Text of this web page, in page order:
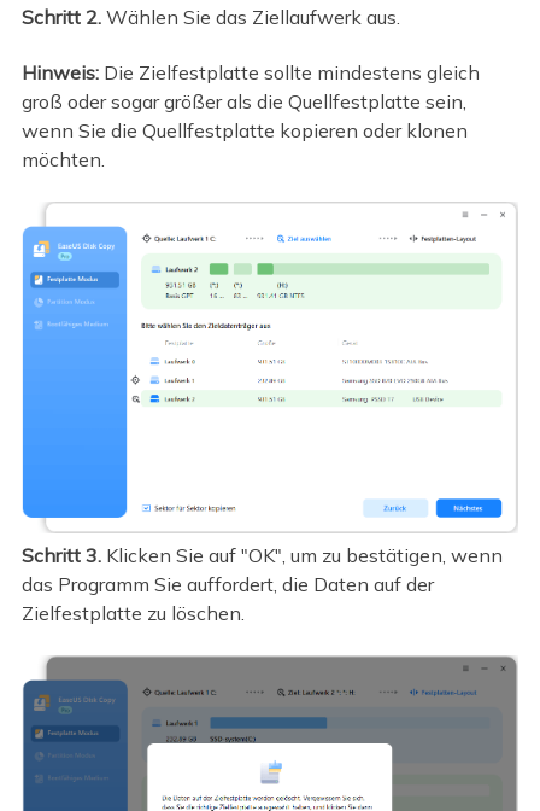
Schritt 2.Wählen Sie das Ziellaufwerk aus.
Hinweis: Die Zielfestplatte sollte mindestens gleich
groß oder sogar größer als die Quellfestplatte sein,
wenn Sie die Quellfestplatte kopieren oder klonen
möchten.
Schritt 3.Klicken Sie auf "OK", um zu bestätigen, wenn
das Programm Sie auffordert, die Daten auf der
Zielfestplatte zu löschen.